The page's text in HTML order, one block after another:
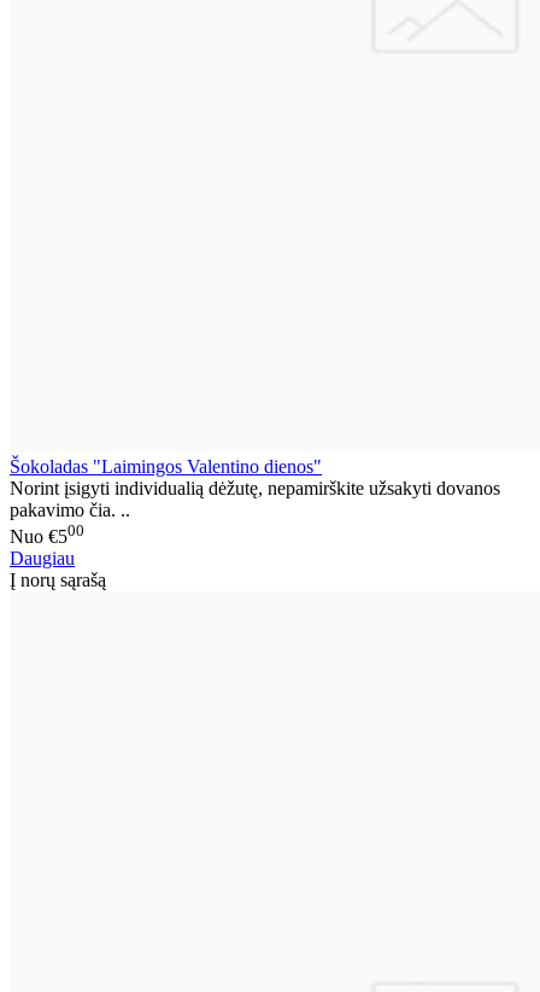
Šokoladas "Laimingos Valentino dienos"
Norint įsigyti individualią dėžutę, nepamirškite užsakyti dovanos
pakavimo čia. ..
Nuo €500
Daugiau
Į norų sąrašą